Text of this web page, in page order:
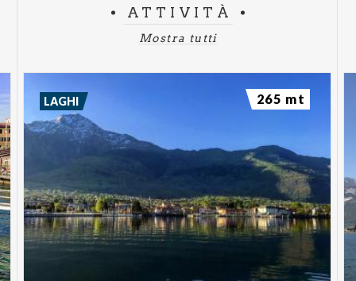
ATTIVITÀ
Mostra tutti
LAGHI 265 mt